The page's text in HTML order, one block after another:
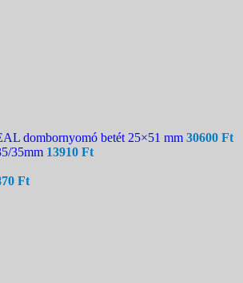
dombornyomó betét 25×51 mm 30600 Ft
35mm 13910 Ft
Ft